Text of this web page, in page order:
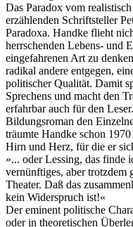
Das Paradox vom
erzählenden Schriftsteller
Paradoxa. Handke flieht
herrschenden Lebens- und
eingefahrenen Art zu
radikal andere entgegen,
politischer Qualität. Damit
Sprechens und macht den
erfahrbar auch für den
Bildungsroman den
träumte Handke schon
Hirn und Herz, für die er
»... oder Lessing, das finde
vernünftiges, aber trotzdem
Theater. Daß das
kein Widerspruch ist!«
Der eminent politische
oder in theoretischen